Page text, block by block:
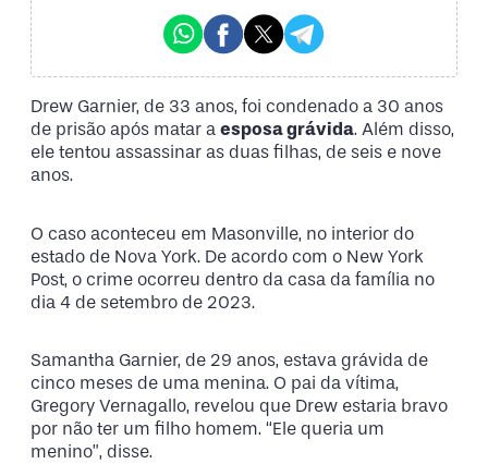
Drew Garnier, de 33 anos, foi condenado a 30 anos
de prisão após matar a esposa grávida. Além disso,
ele tentou assassinar as duas filhas, de seis e nove
anos.
O caso aconteceu em Masonville, no interior do
estado de Nova York. De acordo com o New York
Post, o crime ocorreu dentro da casa da família no
dia 4 de setembro de 2023.
Samantha Garnier, de 29 anos, estava grávida de
cinco meses de uma menina. O pai da vítima,
Gregory Vernagallo, revelou que Drew estaria bravo
por não ter um filho homem. “Ele queria um
menino”, disse.